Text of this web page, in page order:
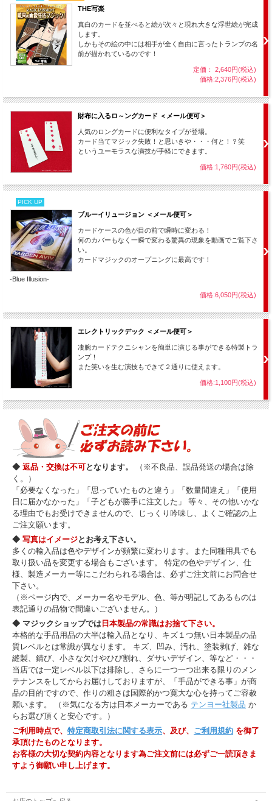
THE写楽
真白のカードを並べると絵が次々と現れ大きな浮世絵が完成
します。
しかもその絵の中には相手が全く自由に言ったトランプの名
前が描かれているのです！
定価： 2,640円(税込)
価格:2,376円(税込)
財布に入るロ～ングカード ＜メール便可＞
人気のロングカードに便利なタイプが登場。
カード当てマジック失敗！と思いきや・・・何と！？笑
というユーモラスな演技が手軽にできます。
価格:1,760円(税込)
PICK UP
ブルーイリュージョン ＜メール便可＞
カードケースの色が目の前で瞬時に変わる！
何のカバーもなく一瞬で変わる驚異の現象を動画でご覧下さ
い。
カードマジックのオープニングに最高です！
-Blue Illusion-
価格:6,050円(税込)
エレクトリックデック ＜メール便可＞
凄腕カードテクニシャンを簡単に演じる事ができる特製トラ
ンプ！
また笑いを生む演技もできて２通りに使えます。
価格:1,100円(税込)
◆ 返品・交換は不可となります。
（※不良品、誤品発送の場合は除
く。）
「必要なくなった」「思っていたものと違う」「数量間違え」「使用
日に届かなかった」「子どもが勝手に注文した」 等々、その他いかな
る理由でもお受けできませんので、じっくり吟味し、よくご確認の上
ご注文願います。
◆ 写真はイメージとお考え下さい。
多くの輸入品は色やデザインが頻繁に変わります。また同種用具でも
取り扱い品を変更する場合もございます。 特定の色やデザイン、仕
様、製造メーカー等にこだわられる場合は、必ずご注文前にお問合せ
下さい。
（※ページ内で、メーカー名やモデル、色、等が明記してあるものは
表記通りの品物で間違いございません。）
◆ マジックショップでは 日本製品の常識はお捨て下さい。
本格的な手品用品の大半は輸入品となり、キズ１つ無い日本製品の品
質レベルとは常識が異なります。 キズ、凹み、汚れ、塗装剥げ、雑な
縫製、錆び、小さな欠けやひび割れ、ダサいデザイン、等など・・・
当店では一定レベル以下は排除し、さらに一つ一つ出来る限りのメン
テナンスをしてからお届けしておりますが、「手品ができる事」が商
品の目的ですので、作りの粗さは国際的かつ寛大な心を持ってご容赦
願います。 （※気になる方は日本メーカーである テンヨー社製品 か
らお選び頂くと安心です。）
ご利用時点で、 特定商取引法に関する表示、及び、 ご利用規約 を御了
承頂けたものとなります。
お客様の大切な契約内容となります為ご注文前には必ずご一読頂きま
すよう御願い申し上げます。